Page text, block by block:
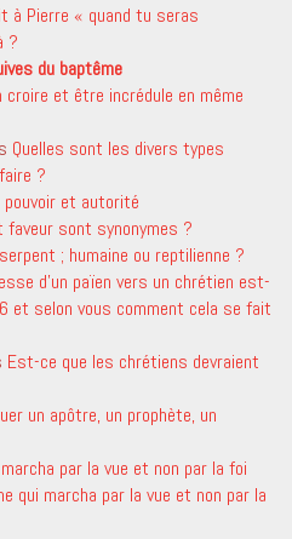
à Pierre « quand tu seras
?
du baptême
croire et être incrédule en même
Quelles sont les divers types
?
et autorité
sont synonymes ?
; humaine ou reptilienne ?
d’un païen vers un chrétien est-
et selon vous comment cela se fait
Est-ce que les chrétiens devraient
un apôtre, un prophète, un
par la vue et non par la foi
qui marcha par la vue et non par la